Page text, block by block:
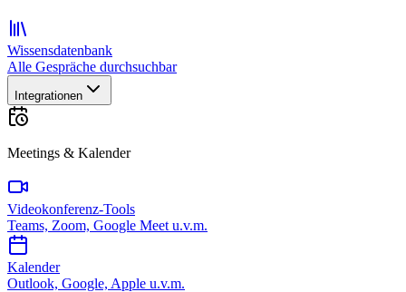
Wissensdatenbank
Alle Gespräche durchsuchbar
Integrationen
Meetings & Kalender
Videokonferenz-Tools
Teams, Zoom, Google Meet u.v.m.
Kalender
Outlook, Google, Apple u.v.m.